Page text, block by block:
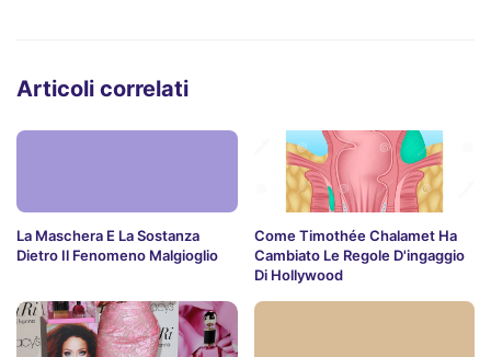
Articoli correlati
La Maschera E La Sostanza
Dietro Il Fenomeno Malgioglio
Come Timothée Chalamet Ha
Cambiato Le Regole D'ingaggio
Di Hollywood